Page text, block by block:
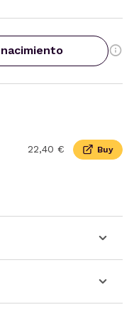
22,40 € Buy